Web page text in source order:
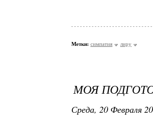
Метки: симпатия лиру
МОЯ
Среда, 20 Февраля